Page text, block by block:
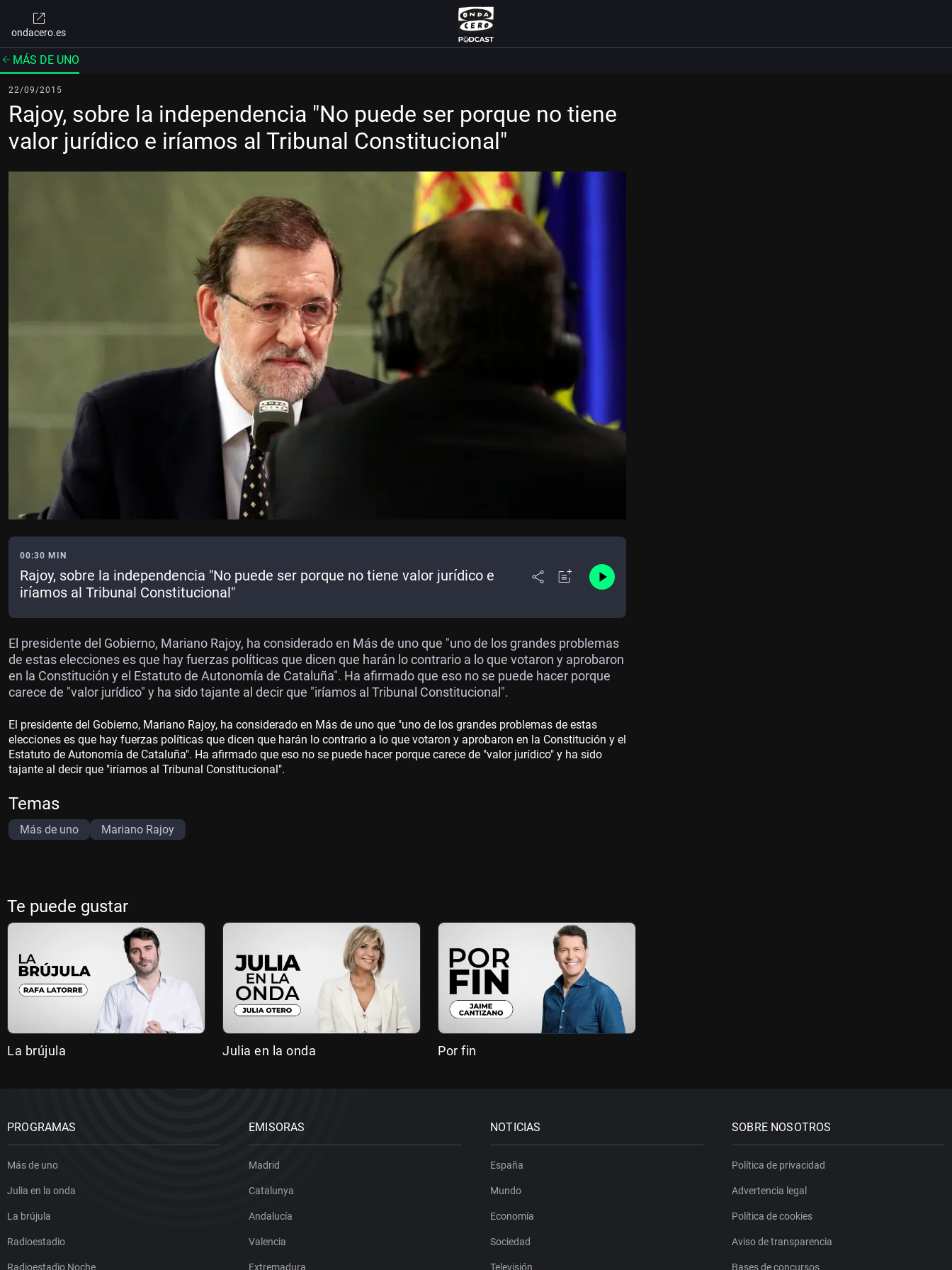
ondacero.es
MÁS DE UNO
22/09/2015
Rajoy, sobre la independencia "No puede ser porque no tiene
valor jurídico e iríamos al Tribunal Constitucional"
00:30 MIN
Rajoy, sobre la independencia "No puede ser porque no tiene valor jurídico e
iríamos al Tribunal Constitucional"
El presidente del Gobierno, Mariano Rajoy, ha considerado en Más de uno que "uno de los grandes problemas
de estas elecciones es que hay fuerzas políticas que dicen que harán lo contrario a lo que votaron y aprobaron
en la Constitución y el Estatuto de Autonomía de Cataluña". Ha afirmado que eso no se puede hacer porque
carece de "valor jurídico" y ha sido tajante al decir que "iríamos al Tribunal Constitucional".
El presidente del Gobierno, Mariano Rajoy, ha considerado en Más de uno que "uno de los grandes problemas de estas
elecciones es que hay fuerzas políticas que dicen que harán lo contrario a lo que votaron y aprobaron en la Constitución y el
Estatuto de Autonomía de Cataluña". Ha afirmado que eso no se puede hacer porque carece de "valor jurídico" y ha sido
tajante al decir que "iríamos al Tribunal Constitucional".
Temas
Más de uno Mariano Rajoy
Te puede gustar
La brújula Julia en la onda Por fin
PROGRAMAS
Más de uno
Julia en la onda
La brújula
Radioestadio
Radioestadio Noche
EMISORAS
Madrid
Catalunya
Andalucía
Valencia
Extremadura
NOTICIAS
España
Mundo
Economía
Sociedad
Televisión
SOBRE NOSOTROS
Política de privacidad
Advertencia legal
Política de cookies
Aviso de transparencia
Bases de concursos